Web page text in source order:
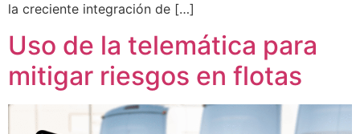
la creciente integración de […]
Uso de la telemática para
mitigar riesgos en flotas